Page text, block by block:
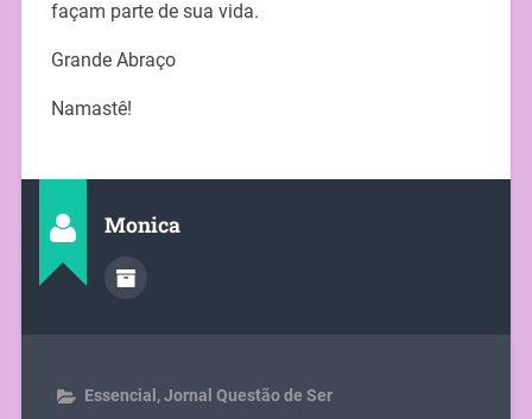
façam parte de sua vida.
Grande Abraço
Namastê!
Monica
Essencial,Jornal Questão de Ser